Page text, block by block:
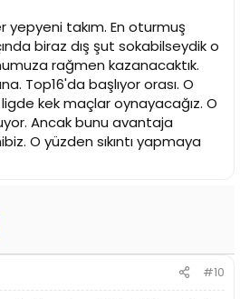
yepyeni takım. En oturmuş
biraz dış şut sokabilseydik o
rağmen kazanacaktık.
Top16'da başlıyor orası. O
kek maçlar oynayacağız. O
Ancak bunu avantaja
O yüzden sıkıntı yapmaya
#10